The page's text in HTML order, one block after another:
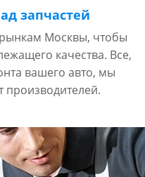
запчастей
Москвы, чтобы
качества. Все,
вашего авто, мы